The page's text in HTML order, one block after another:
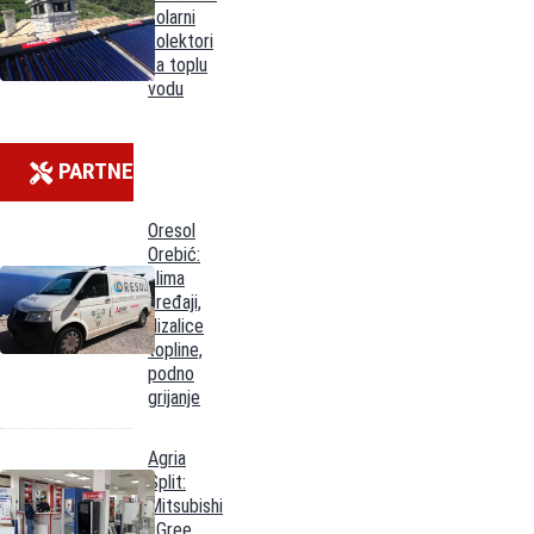
solarni
kolektori
za toplu
vodu
PARTNERI
Oresol
Orebić:
klima
uređaji,
dizalice
topline,
podno
grijanje
Agria
Split:
Mitsubishi
i Gree